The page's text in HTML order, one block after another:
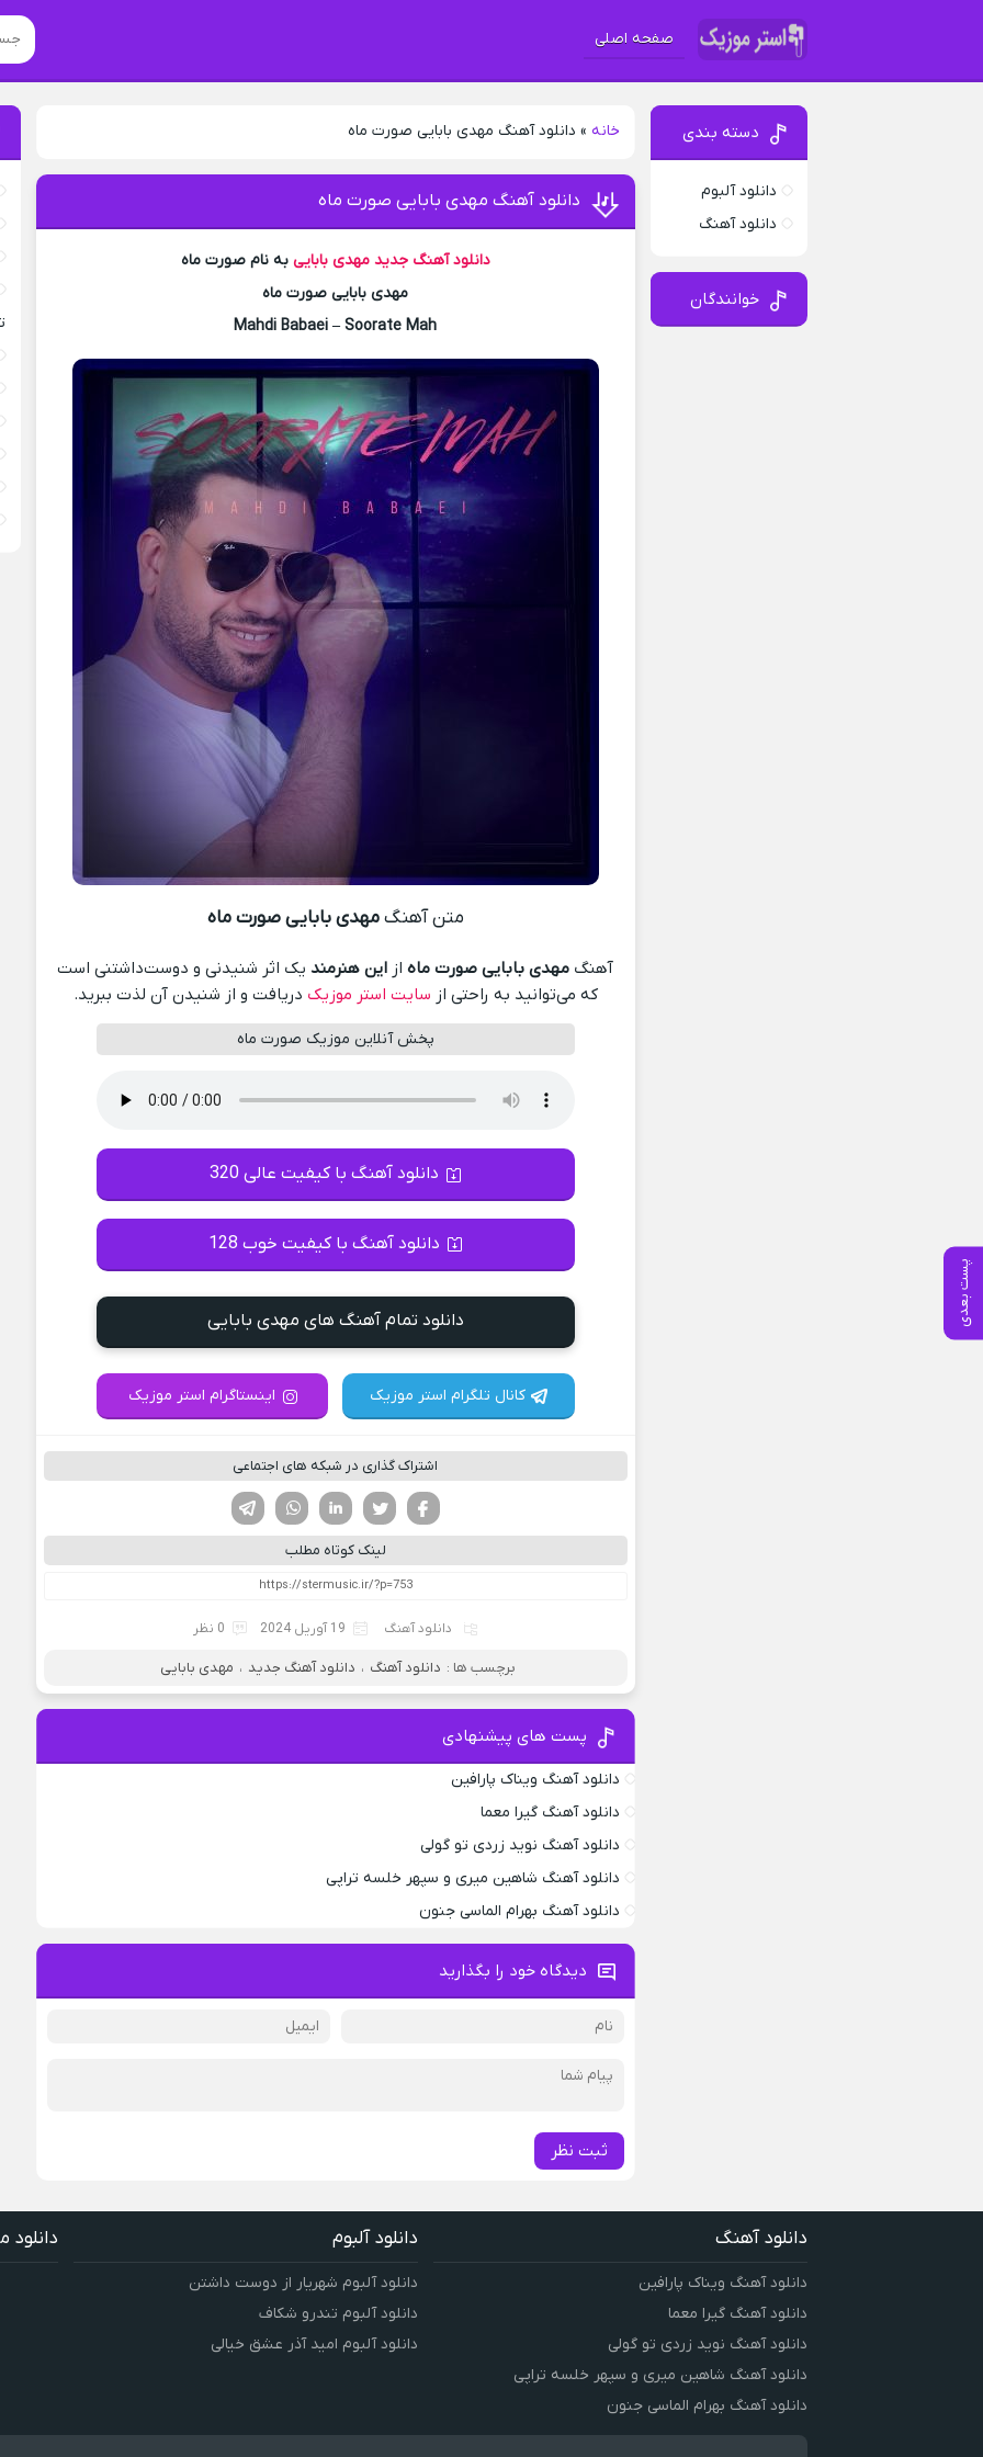
صفحه اصلی
خانه » دانلود آهنگ مهدی بابایی صورت ماه
پست بعدی
دانلود آهنگ مهدی بابایی صورت ماه
دانلود آهنگ جدید مهدی بابایی به نام صورت ماه
مهدی بابایی صورت ماه
Mahdi Babaei – Soorate Mah
متن آهنگمهدی بابایی صورت ماه
آهنگ مهدی بابایی صورت ماهاز این هنرمندیک اثر شنیدنی و دوست‌داشتنی است
که می‌توانید به راحتی از سایت استر موزیک دریافت و از شنیدن آن لذت ببرید.
پخش آنلاین موزیک صورت ماه
دانلود آهنگ با کیفیت عالی 320
دانلود آهنگ با کیفیت خوب 128
دانلود تمام آهنگ های مهدی بابایی
کانال تلگرام استر موزیک اینستاگرام استر موزیک
اشتراک گذاری در شبکه های اجتماعی
لینکدین تویتر
فیسوک
لینک کوتاه مطلب
دانلود آهنگ 19 آوریل 2024 0 نظر
برچسب ها : دانلود آهنگ ، دانلود آهنگ جدید ، مهدی بابایی
پست های پیشنهادی
دانلود آهنگ ویناک پارافین
دانلود آهنگ گیرا معما
دانلود آهنگ نوید زردی تو گولی
دانلود آهنگ شاهین میری و سپهر خلسه تراپی
دانلود آهنگ بهرام الماسی جنون
دیدگاه خود را بگذارید
ثبت نظر
دسته بندی
دانلود آلبوم
دانلود آهنگ
خوانندگان
دانلود آهنگ
دانلود آهنگ ویناک پارافین
دانلود آهنگ گیرا معما
دانلود آهنگ نوید زردی تو گولی
دانلود آهنگ شاهین میری و سپهر خلسه تراپی
دانلود آهنگ بهرام الماسی جنون
دانلود آلبوم
دانلود آلبوم شهریار از دوست داشتن
دانلود آلبوم تندرو شکاف
دانلود آلبوم امید آذر عشق خیالی
دانلود